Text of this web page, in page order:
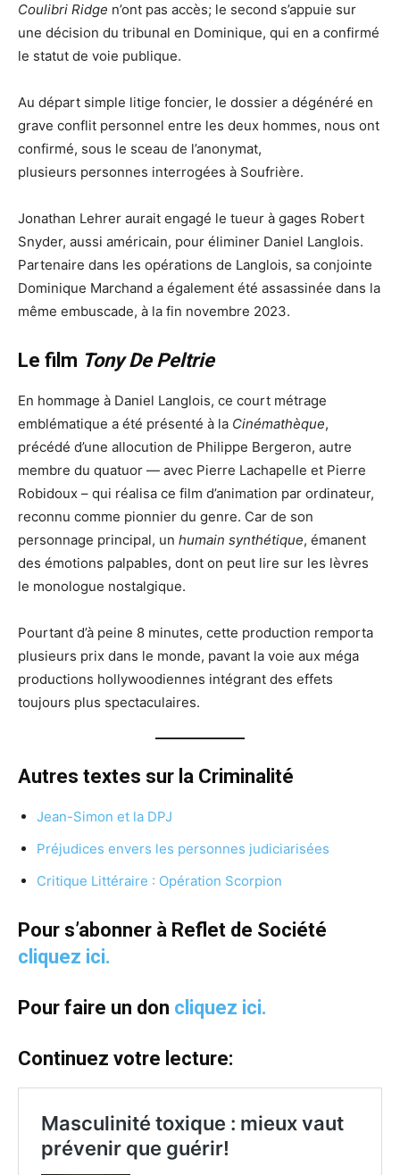
Coulibri Ridge n’ont pas accès; le second s’appuie sur
une décision du tribunal en Dominique, qui en a confirmé
le statut de voie publique.
Au départ simple litige foncier, le dossier a dégénéré en
grave conflit personnel entre les deux hommes, nous ont
confirmé, sous le sceau de l’anonymat,
plusieurs personnes interrogées à Soufrière.
Jonathan Lehrer aurait engagé le tueur à gages Robert
Snyder, aussi américain, pour éliminer Daniel Langlois.
Partenaire dans les opérations de Langlois, sa conjointe
Dominique Marchand a également été assassinée dans la
même embuscade, à la fin novembre 2023.
Le film Tony De Peltrie
En hommage à Daniel Langlois, ce court métrage
emblématique a été présenté à la Cinémathèque,
précédé d’une allocution de Philippe Bergeron, autre
membre du quatuor — avec Pierre Lachapelle et Pierre
Robidoux – qui réalisa ce film d’animation par ordinateur,
reconnu comme pionnier du genre. Car de son
personnage principal, un humain synthétique, émanent
des émotions palpables, dont on peut lire sur les lèvres
le monologue nostalgique.
Pourtant d’à peine 8 minutes, cette production remporta
plusieurs prix dans le monde, pavant la voie aux méga
productions hollywoodiennes intégrant des effets
toujours plus spectaculaires.
Autres textes sur la Criminalité
Jean-Simon et la DPJ
Préjudices envers les personnes judiciarisées
Critique Littéraire : Opération Scorpion
Pour s’abonner à Reflet de Société
cliquez ici.
Pour faire un don cliquez ici.
Continuez votre lecture: